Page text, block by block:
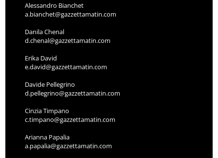
Alessandro Bianchet
a.bianchet@gazzettamatin.com
Danila Chenal
d.chenal@gazzettamatin.com
Erika David
e.david@gazzettamatin.com
Davide Pellegrino
d.pellegrino@gazzettamatin.com
Cinzia Timpano
c.timpano@gazzettamatin.com
Arianna Papalia
a.papalia@gazzettamatin.com